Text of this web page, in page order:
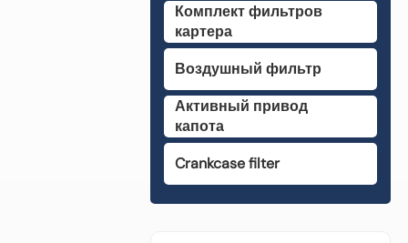
Комплект фильтров
картера
Воздушный фильтр
Активный привод
капота
Crankcase filter